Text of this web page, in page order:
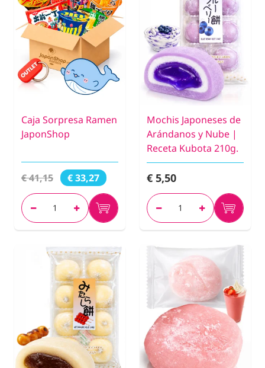
Caja Sorpresa Ramen
JaponShop
€ 41,15 € 33,27
Mochis Japoneses de
Arándanos y Nube |
Receta Kubota 210g.
€ 5,50